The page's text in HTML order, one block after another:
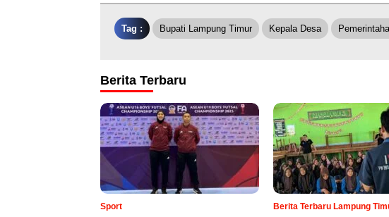
Tag : Bupati Lampung Timur Kepala Desa
Berita Terbaru
Sport Berita Terbaru Lampung